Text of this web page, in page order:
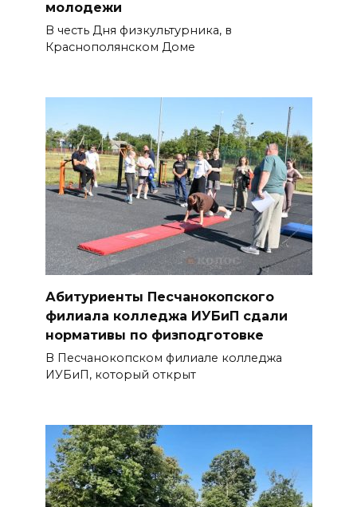
Дону
07 августа 2026 14:20
на Ростовскую область
надвигаются ливни с градом
БОЛЬШЕ НОВОСТЕЙ
молодежи
В честь Дня физкультурника, в
Краснополянском Доме
Абитуриенты Песчанокопского
филиала колледжа ИУБиП сдали
нормативы по физподготовке
В Песчанокопском филиале колледжа
ИУБиП, который открыт